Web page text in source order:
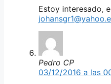
Estoy interesado,
Pedro CP
03/12/2016 a las